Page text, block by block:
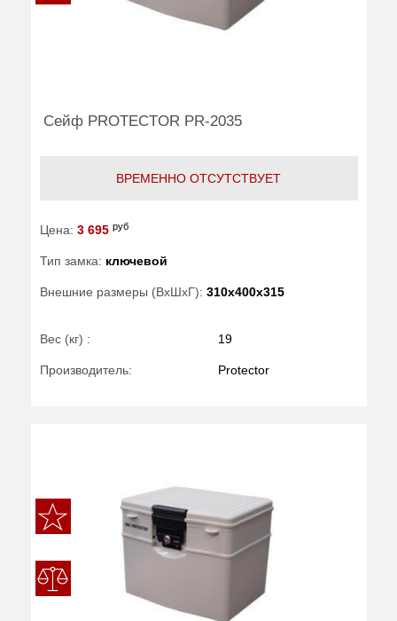
Сейф PROTECTOR PR-2035
ВРЕМЕННО ОТСУТСТВУЕТ
Цена: 3 695 руб
Тип замка: ключевой
Внешние размеры (ВхШхГ): 310x400x315
Вес (кг) : 19
Производитель: Protector